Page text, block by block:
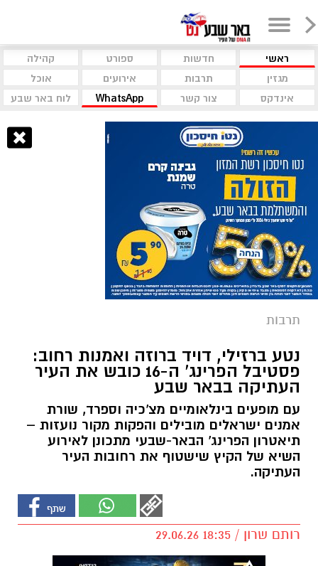
ראשי חדשות ספורט
קהילה
מגזין
תרבות אירועים
אוכל
אינדקס
צור קשר WhatsApp לוח באר שבע
תרבות
נטע ברזילי, דויד ברוזה ואמנות רחוב:
פסטיבל הפרינג' ה-16 כובש את העיר
העתיקה בבאר שבע
עם מופעים בינלאומיים מצ'כיה וספרד, שורת
אמנים ישראלים מובילים והפקות מקור נועזות –
תיאטרון הפרינג' הבאר-שבעי מתכונן לאירוע
השיא של הקיץ שישטוף את רחובות העיר
העתיקה.
רותם שרון / 18:35 29.06.26